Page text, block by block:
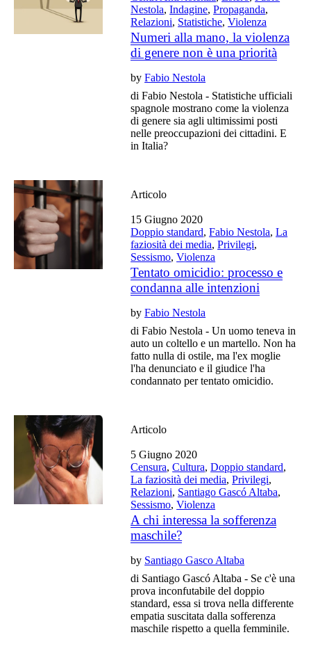
Nestola,Indagine,Propaganda,
Relazioni, Statistiche,Violenza
Numeri alla mano, la violenza
di genere non è una priorità
byFabio Nestola
di Fabio Nestola - Statistiche ufficiali
spagnole mostrano come la violenza
di genere sia agli ultimissimi posti
nelle preoccupazioni dei cittadini. E
in Italia?
Articolo
15 Giugno 2020
Doppio standard,Fabio Nestola,La
faziosità dei media,Privilegi,
Sessismo,Violenza
Tentato omicidio: processo e
condanna alle intenzioni
byFabio Nestola
di Fabio Nestola - Un uomo teneva in
auto un coltello e un martello. Non ha
fatto nulla di ostile, ma l'ex moglie
l'ha denunciato e il giudice l'ha
condannato per tentato omicidio.
Articolo
5 Giugno 2020
Censura,Cultura,Doppio standard,
La faziosità dei media,Privilegi,
Relazioni, Santiago Gascó Altaba,
Sessismo,Violenza
A chi interessa la sofferenza
maschile?
by Santiago Gasco Altaba
di Santiago Gascó Altaba - Se c'è una
prova inconfutabile del doppio
standard, essa si trova nella differente
empatia suscitata dalla sofferenza
maschile rispetto a quella femminile.